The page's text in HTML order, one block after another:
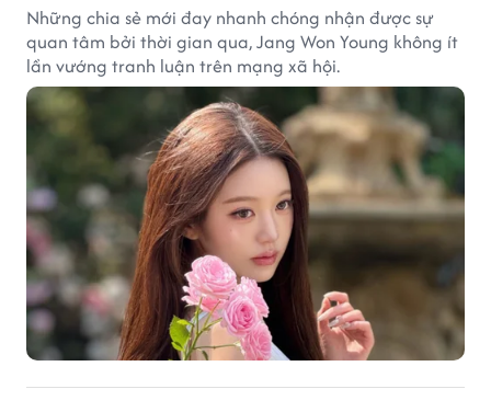
Những chia sẻ mới đay nhanh chóng nhận được sự
quan tâm bởi thời gian qua, Jang Won Young không ít
lần vướng tranh luận trên mạng xã hội.